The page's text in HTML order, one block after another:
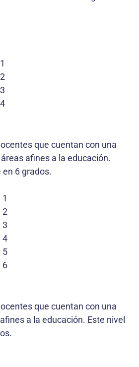
que cuentan con una
afines a la educación.
en 6 grados.
2
3
4
5
6
que cuentan con una
a la educación. Este nivel